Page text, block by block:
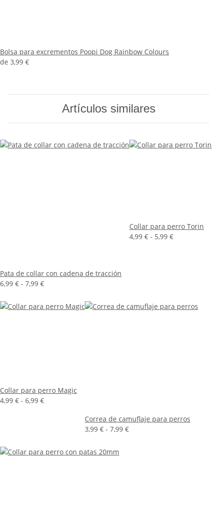
Bolsa para excrementos Poopi Dog Rainbow Colours
de 3,99 €
Artículos similares
Pata de collar con cadena de tracción
6,99 € - 7,99 €
Collar para perro Torin
4,99 € - 5,99 €
Collar para perro Magic
4,99 € - 6,99 €
Correa de camuflaje para perros
3,99 € - 7,99 €